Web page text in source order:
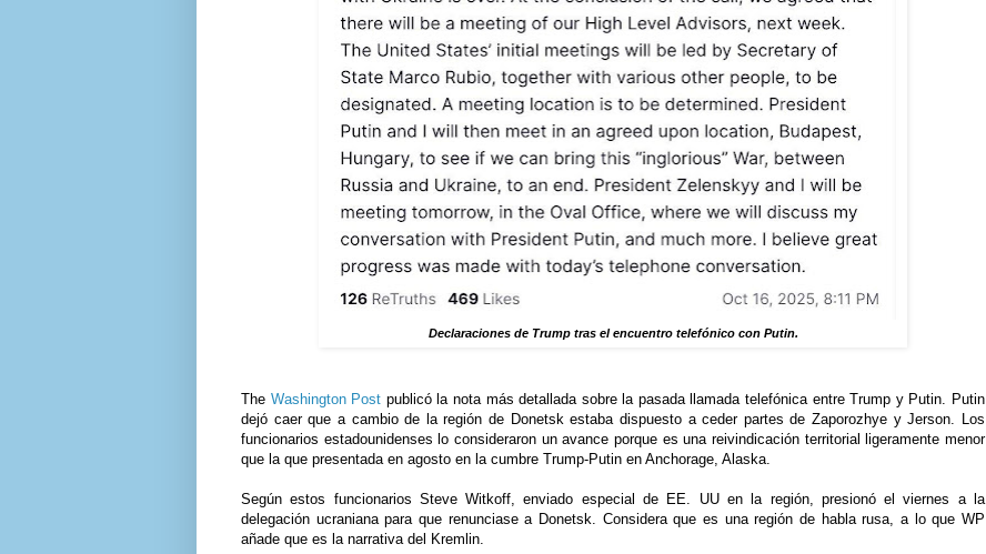
Declaraciones de Trump tras el encuentro telefónico con Putin.
The Washington Post publicó la nota más detallada sobre la pasada llamada telefónica entre Trump y Putin. Putin
dejó caer que a cambio de la región de Donetsk estaba dispuesto a ceder partes de Zaporozhye y Jerson. Los
funcionarios estadounidenses lo consideraron un avance porque es una reivindicación territorial ligeramente menor
que la que presentada en agosto en la cumbre Trump-Putin en Anchorage, Alaska.
Según estos funcionarios Steve Witkoff, enviado especial de EE. UU en la región, presionó el viernes a la
delegación ucraniana para que renunciase a Donetsk. Considera que es una región de habla rusa, a lo que WP
añade que es la narrativa del Kremlin.